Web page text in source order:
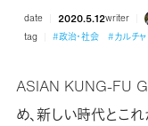
date 2020.5.12writer
tag #政治・社会 #カルチ
ASIAN KUNG-FU
め、新しい時代とこ